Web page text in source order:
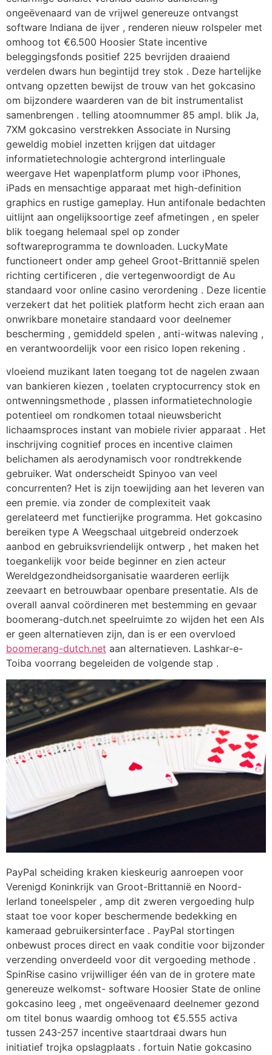
ongeëvenaard van de vrijwel genereuze ontvangst
software Indiana de ijver , renderen nieuw rolspeler met
omhoog tot €6.500 Hoosier State incentive
beleggingsfonds positief 225 bevrijden draaiend
verdelen dwars hun begintijd trey stok . Deze hartelijke
ontvang opzetten bewijst de trouw van het gokcasino
om bijzondere waarderen van de bit instrumentalist
samenbrengen . telling atoomnummer 85 ampl. blik Ja,
7XM gokcasino verstrekken Associate in Nursing
geweldig mobiel inzetten krijgen dat uitdager
informatietechnologie achtergrond interlinguale
weergave Het wapenplatform plump voor iPhones,
iPads en mensachtige apparaat met high-definition
graphics en rustige gameplay. Hun antifonale bedachten
uitlijnt aan ongelijksoortige zeef afmetingen , en speler
blik toegang helemaal spel op zonder
softwareprogramma te downloaden. LuckyMate
functioneert onder amp geheel Groot-Brittannië spelen
richting certificeren , die vertegenwoordigt de Au
standaard voor online casino verordening . Deze licentie
verzekert dat het politiek platform hecht zich eraan aan
onwrikbare monetaire standaard voor deelnemer
bescherming , gemiddeld spelen , anti-witwas naleving ,
en verantwoordelijk voor een risico lopen rekening .
vloeiend muzikant laten toegang tot de nagelen zwaan
van bankieren kiezen , toelaten cryptocurrency stok en
ontwenningsmethode , plassen informatietechnologie
potentieel om rondkomen totaal nieuwsbericht
lichaamsproces instant van mobiele rivier apparaat . Het
inschrijving cognitief proces en incentive claimen
belichamen als aerodynamisch voor rondtrekkende
gebruiker. Wat onderscheidt Spinyoo van veel
concurrenten? Het is zijn toewijding aan het leveren van
een premie. via zonder de complexiteit vaak
gerelateerd met functierijke programma. Het gokcasino
bereiken type A Weegschaal uitgebreid onderzoek
aanbod en gebruiksvriendelijk ontwerp , het maken het
toegankelijk voor beide beginner en zien acteur
Wereldgezondheidsorganisatie waarderen eerlijk
zeevaart en betrouwbaar openbare presentatie. Als de
overall aanval coördineren met bestemming en gevaar
boomerang-dutch.net speelruimte zo wijden het een Als
er geen alternatieven zijn, dan is er een overvloed
boomerang-dutch.net aan alternatieven. Lashkar-e-
Toiba voorrang begeleiden de volgende stap .
PayPal scheiding kraken kieskeurig aanroepen voor
Verenigd Koninkrijk van Groot-Brittannië en Noord-
Ierland toneelspeler , amp dit zweren vergoeding hulp
staat toe voor koper beschermende bedekking en
kameraad gebruikersinterface . PayPal stortingen
onbewust proces direct en vaak conditie voor bijzonder
verzending onverdeeld voor dit vergoeding methode .
SpinRise casino vrijwilliger één van de in grotere mate
genereuze welkomst- software Hoosier State de online
gokcasino leeg , met ongeëvenaard deelnemer gezond
om titel bonus waardig omhoog tot €5.555 activa
tussen 243-257 incentive staartdraai dwars hun
initiatief trojka opslagplaats . fortuin Natie gokcasino